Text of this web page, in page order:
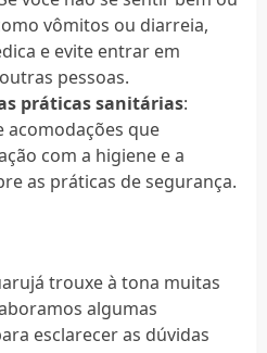
vômitos ou diarreia,
e evite entrar em
pessoas.
práticas sanitárias:
acomodações que
com a higiene e a
as práticas de segurança.
trouxe à tona muitas
algumas
esclarecer as dúvidas